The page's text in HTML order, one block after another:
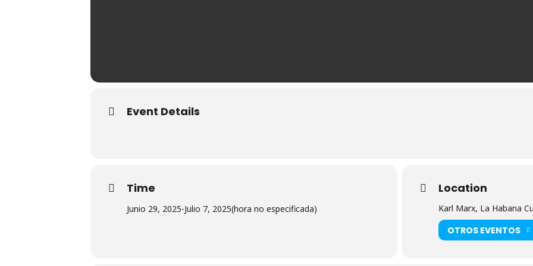
Event Details
Time
Junio 29, 2025-Julio 7, 2025(hora no especificada)
Location
Karl Marx, La Habana
OTROS EVENTOS